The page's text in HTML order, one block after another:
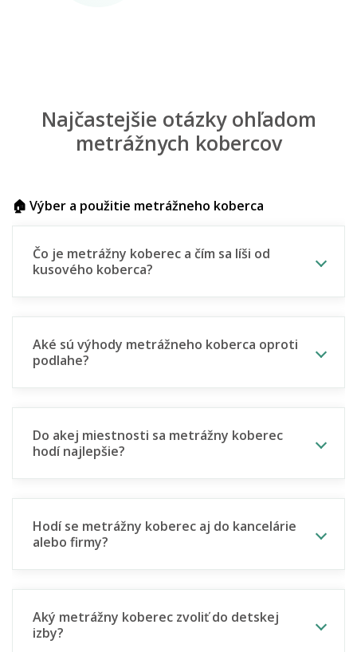
Najčastejšie otázky ohľadom
metrážnych kobercov
🏠 Výber a použitie metrážneho koberca
Čo je metrážny koberec a čím sa líši od
kusového koberca?
Aké sú výhody metrážneho koberca oproti
podlahe?
Do akej miestnosti sa metrážny koberec
hodí najlepšie?
Hodí se metrážny koberec aj do kancelárie
alebo firmy?
Aký metrážny koberec zvoliť do detskej
izby?